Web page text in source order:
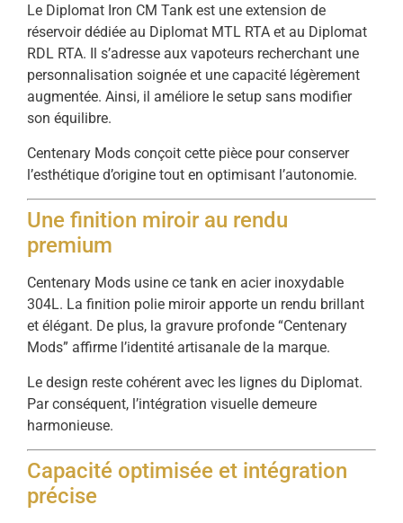
Le Diplomat Iron CM Tank est une extension de
réservoir dédiée au Diplomat MTL RTA et au Diplomat
RDL RTA. Il s’adresse aux vapoteurs recherchant une
personnalisation soignée et une capacité légèrement
augmentée. Ainsi, il améliore le setup sans modifier
son équilibre.
Centenary Mods conçoit cette pièce pour conserver
l’esthétique d’origine tout en optimisant l’autonomie.
Une finition miroir au rendu
premium
Centenary Mods usine ce tank en acier inoxydable
304L. La finition polie miroir apporte un rendu brillant
et élégant. De plus, la gravure profonde “Centenary
Mods” affirme l’identité artisanale de la marque.
Le design reste cohérent avec les lignes du Diplomat.
Par conséquent, l’intégration visuelle demeure
harmonieuse.
Capacité optimisée et intégration
précise